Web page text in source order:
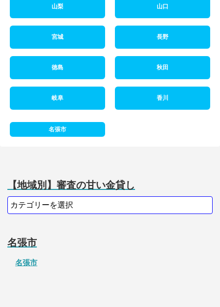
山梨 山口
宮城 長野
徳島 秋田
岐阜 香川
名張市
【地域別】審査の甘い金貸し
名張市
名張市